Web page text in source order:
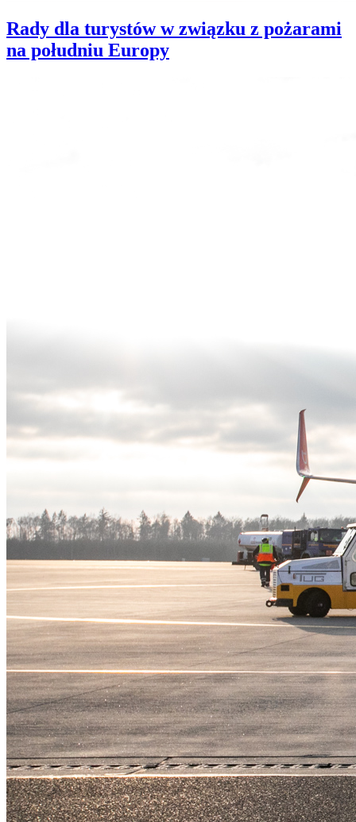
Rady dla turystów w związku z pożarami
na południu Europy